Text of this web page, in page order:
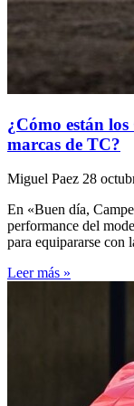
¿Cómo están
marcas de TC?
Miguel Paez 28
En «Buen día,
performance del
para equipararse con
Leer más »